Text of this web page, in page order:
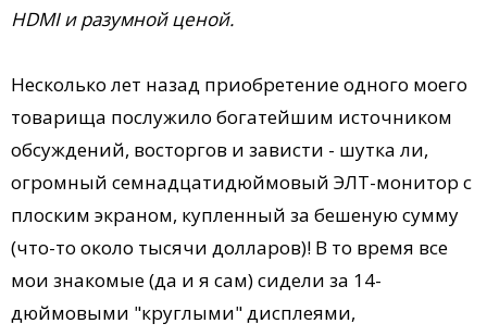
HDMI и разумной ценой.
Несколько лет назад приобретение одного моего
товарища послужило богатейшим источником
обсуждений, восторгов и зависти - шутка ли,
огромный семнадцатидюймовый ЭЛТ-монитор с
плоским экраном, купленный за бешеную сумму
(что-то около тысячи долларов)! В то время все
мои знакомые (да и я сам) сидели за 14-
дюймовыми "круглыми" дисплеями,